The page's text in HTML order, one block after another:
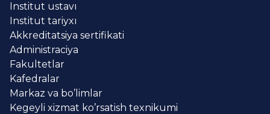
Institut ustavı
Institut tariyxı
Akkreditatsiya sertifikati
Administraciya
Fakultetlar
Kafedralar
Markaz va bo’limlar
Kegeyli xizmat ko’rsatish texnikumi